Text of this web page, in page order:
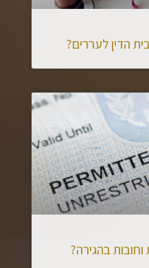
הדין לעררים?
בהגירה?